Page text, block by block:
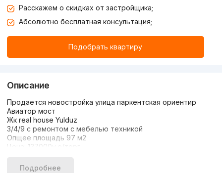
Расскажем о скидках от застройщика;
Абсолютно бесплатная консультация;
Подобрать квартиру
Описание
Продается новостройка улица паркентская ориентир
Авиатор мост
Жк real house Yulduz
3/4/9 с ремонтом с мебелью техникой
Опщее площадь 97 м2
Цена: 137000у.е/торг
звоните любой вам удобное время..!
Подробнее